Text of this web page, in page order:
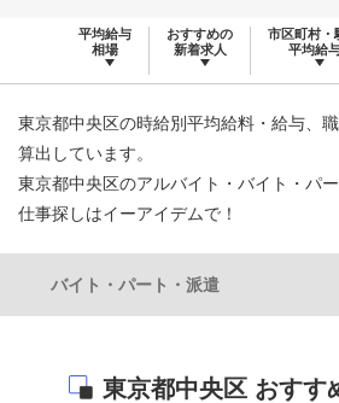
平均給与
相場
おすすめの
新着求人
市区町村・
平均給
東京都中央区の時給別平均給料・給与、
算出しています。
東京都中央区のアルバイト・バイト・パ
仕事探しはイーアイデムで！
バイト・パート・派遣
東京都中央区 おすす